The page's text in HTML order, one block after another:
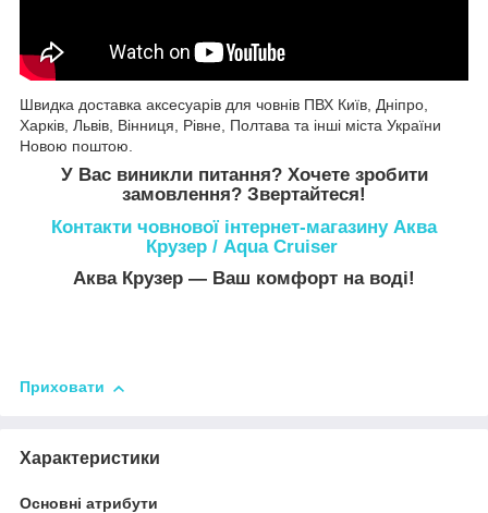
Швидка доставка аксесуарів для човнів ПВХ Київ Дніпро
Харків Львів Вінниця Рівне Полтава та інші міста України
Новою поштою
У Вас виникли питання? Хочете зробити
замовлення? Звертайтеся!
Контакти човнової інтернет-магазину Аква
Крузер / Aqua Cruiser
Аква Крузер ― Ваш комфорт на воді!
Приховати
Характеристики
Основні атрибути